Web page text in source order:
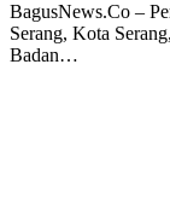
BagusNews.Co –
Serang, Kota
Badan…